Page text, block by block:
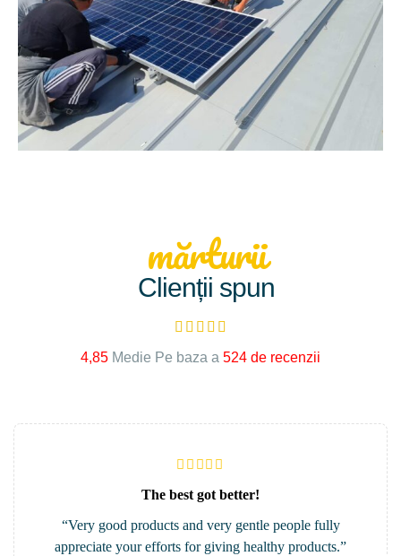
Clienții spun
mărturii
    
4,85 Medie Pe baza a 524 de recenzii
The best got better!
“Very good products and very gentle people fully
appreciate your efforts for giving healthy products.”